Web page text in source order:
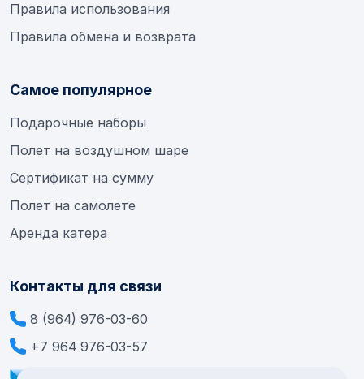
Правила использования
Правила обмена и возврата
Самое популярное
Подарочные наборы
Полет на воздушном шаре
Сертификат на сумму
Полет на самолете
Аренда катера
Контакты для связи
8 (964) 976-03-60
+7 964 976-03-57